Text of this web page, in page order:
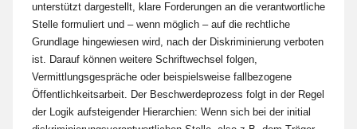
unterstützt dargestellt, klare Forderungen an die verantwortliche
Stelle formuliert und – wenn möglich – auf die rechtliche
Grundlage hingewiesen wird, nach der Diskriminierung verboten
ist. Darauf können weitere Schriftwechsel folgen,
Vermittlungsgespräche oder beispielsweise fallbezogene
Öffentlichkeitsarbeit. Der Beschwerdeprozess folgt in der Regel
der Logik aufsteigender Hierarchien: Wenn sich bei der initial